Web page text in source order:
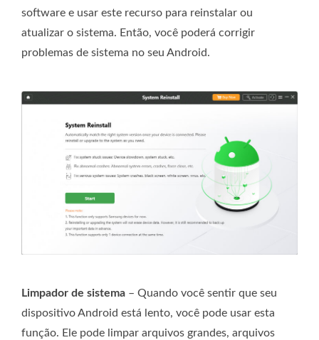
software e usar este recurso para reinstalar ou
atualizar o sistema. Então, você poderá corrigir
problemas de sistema no seu Android.
Limpador de sistema – Quando você sentir que seu
dispositivo Android está lento, você pode usar esta
função. Ele pode limpar arquivos grandes, arquivos